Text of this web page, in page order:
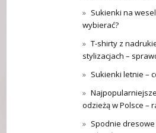
Sukienki na
wybierać?
T-shirty z
stylizacjach –
Sukienki letnie –
odzieżą w Polsce –
Spodnie